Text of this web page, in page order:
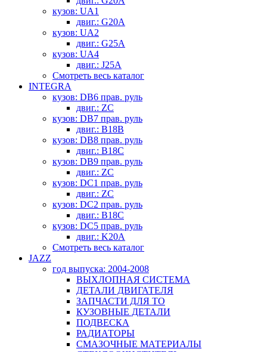
кузов: UA1
двиг.: G20A
кузов: UA2
двиг.: G25A
кузов: UA4
двиг.: J25A
Смотреть весь каталог
INTEGRA
кузов: DB6 прав. руль
двиг.: ZC
кузов: DB7 прав. руль
двиг.: B18B
кузов: DB8 прав. руль
двиг.: B18C
кузов: DB9 прав. руль
двиг.: ZC
кузов: DC1 прав. руль
двиг.: ZC
кузов: DC2 прав. руль
двиг.: B18C
кузов: DC5 прав. руль
двиг.: K20A
Смотреть весь каталог
JAZZ
год выпуска: 2004-2008
ВЫХЛОПНАЯ СИСТЕМА
ДЕТАЛИ ДВИГАТЕЛЯ
ЗАПЧАСТИ ДЛЯ ТО
КУЗОВНЫЕ ДЕТАЛИ
ПОДВЕСКА
РАДИАТОРЫ
СМАЗОЧНЫЕ МАТЕРИАЛЫ